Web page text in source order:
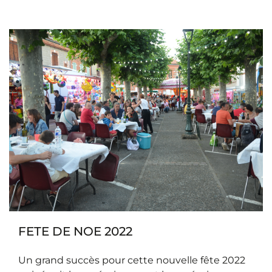
FETE DE NOE 2022
Un grand succès pour cette nouvelle fête 2022